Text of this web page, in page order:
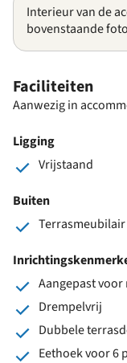
Interieur van de
bovenstaande
Faciliteiten
Aanwezig in
Ligging
Vrijstaand
Buiten
Terrasmeubilair
Aangepast
Drempelvrij
Dubbele
Eethoek voor 6